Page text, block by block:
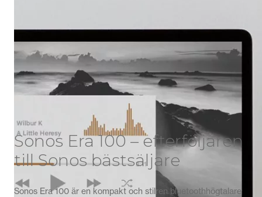
Sonos Era 100 – efterföljaren
till Sonos bästsäljare
Sonos Era 100 är en kompakt och stilren bluetoothhögtalare